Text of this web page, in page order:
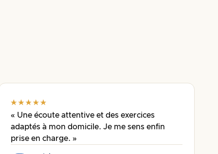
« Une écoute attentive et des exercices
adaptés à mon domicile. Je me sens enfin
prise en charge. »